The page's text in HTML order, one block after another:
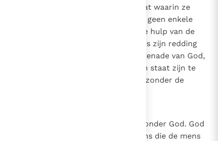
bleef ze in de ongeschonden staat waarin ze
geschapen werd, zou zichzelf op geen enkele
manier kunnen redden zonder de hulp van de
Schepper; dus aangezien de mens zijn redding
niet kan veiligstellen zonder de genade van God,
dat een geschenk is, hoe zal hij in staat zijn te
herstellen wat hij verloren heeft zonder de
De mens kan niets goeds doen zonder God. God
doet veel goede dingen in de mens die de mens